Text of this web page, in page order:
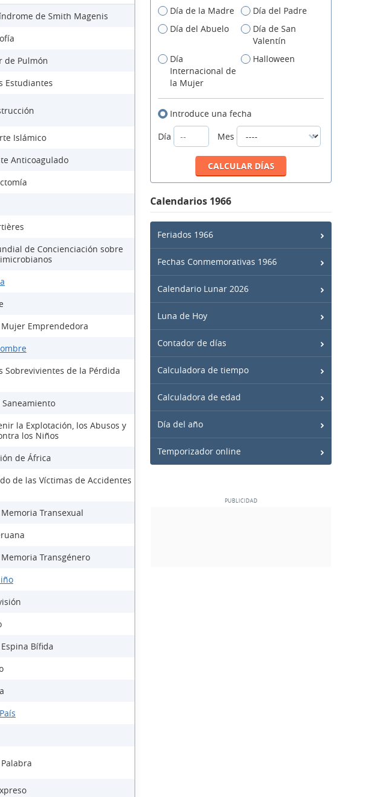
de Smith Magenis
de Pulmón
Estudiantes
Islámico
Anticoagulado
de Concienciación sobre
Emprendedora
Sobrevivientes de la Pérdida
la Explotación, los Abusos y
los Niños
de África
de las Víctimas de Accidentes
Transexual
Transgénero
Bífida
Día de la Madre
Día del Padre
Día del Abuelo
Día de San
Valentín
Día
Internacional de
la Mujer
Halloween
Introduce una fecha
Día
Mes
Calendarios 1966
Feriados 1966
Fechas Conmemorativas 1966
Calendario Lunar 2026
Luna de Hoy
Contador de días
Calculadora de tiempo
Calculadora de edad
Día del año
Temporizador online